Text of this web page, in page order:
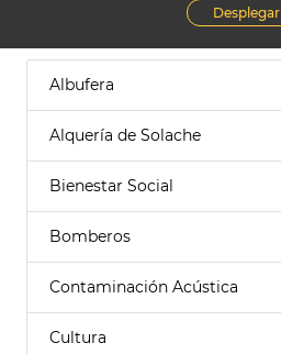
Desplegar
Albufera
Alquería de Solache
Bienestar Social
Bomberos
Contaminación Acústica
Cultura